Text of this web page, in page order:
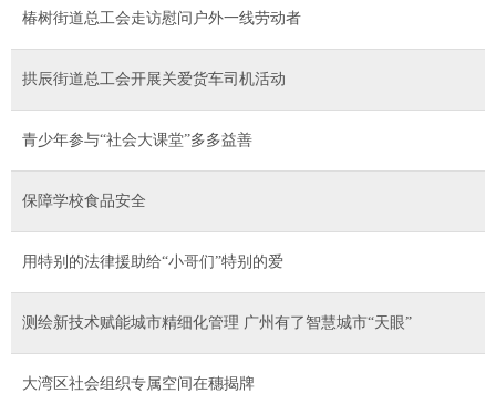
椿树街道总工会走访慰问户外一线劳动者
拱辰街道总工会开展关爱货车司机活动
青少年参与“社会大课堂”多多益善
保障学校食品安全
用特别的法律援助给“小哥们”特别的爱
测绘新技术赋能城市精细化管理 广州有了智慧城市“天眼”
大湾区社会组织专属空间在穗揭牌